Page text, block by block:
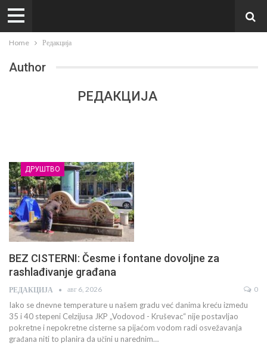
Home Редакција
Author
РЕДАКЦИЈА
ДРУШТВО
BEZ CISTERNI: Česme i fontane dovoljne za
rashlađivanje građana
РЕДАКЦИЈА авг 6, 2026 0
Iako se dnevne temperature u našem gradu već danima kreću između
35 i 40 stepeni Celzijusa JKP „Vodovod - Kruševac“ nije postavljao
pokretne i nepokretne cisterne sa pijaćom vodom radi osvežavanja
građana niti to planira da učini u narednim…